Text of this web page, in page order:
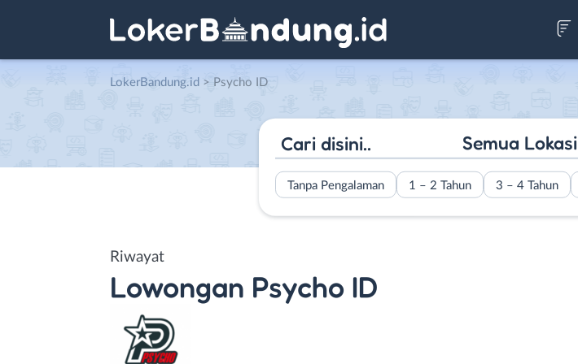
LokerBandung.id > Psycho ID
Semua Lokasi
Tanpa Pengalaman 1 – 2 Tahun 3 – 4 Tahun
Riwayat
Lowongan Psycho ID